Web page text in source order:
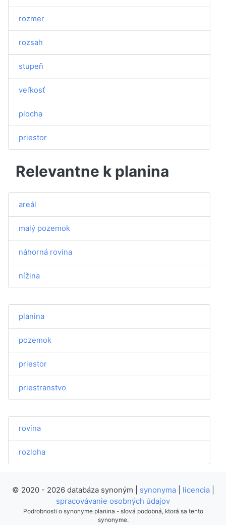
rozmer
rozsah
stupeň
veľkosť
plocha
priestor
Relevantne k planina
areál
malý pozemok
náhorná rovina
nížina
planina
pozemok
priestor
priestranstvo
rovina
rozloha
© 2020 - 2026 databáza synoným | synonyma| licencia|
spracovávanie osobných údajov
Podrobnosti o synonyme planina - slová podobná, ktorá sa tento
synonyme.